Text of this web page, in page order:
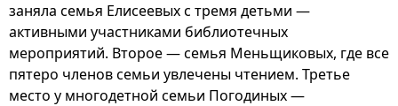
заняла семья Елисеевых с тремя детьми —
активными участниками библиотечных
мероприятий. Второе — семья Меньщиковых, где все
пятеро членов семьи увлечены чтением. Третье
место у многодетной семьи Погодиных —